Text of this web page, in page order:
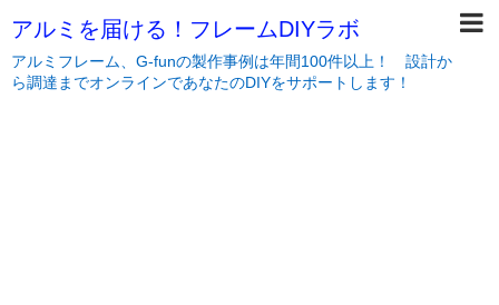
アルミを届ける！フレームDIYラボ
アルミフレーム、G-funの製作事例は年間100件以上！ 設計か
ら調達までオンラインであなたのDIYをサポートします！